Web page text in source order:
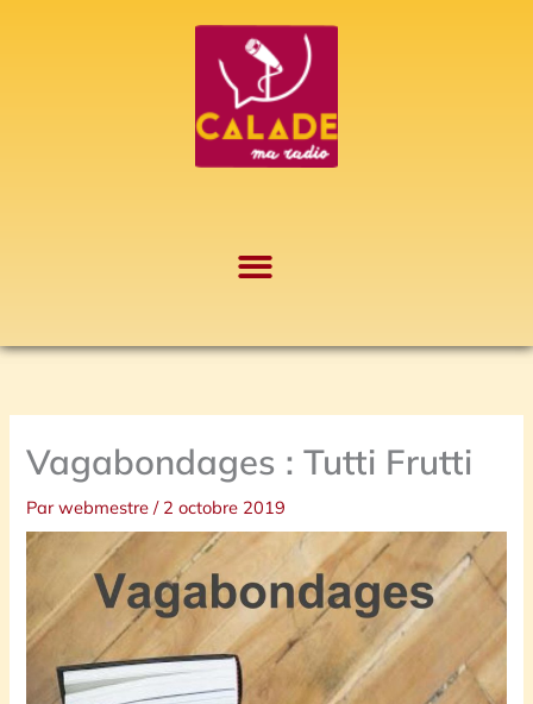
Vagabondages : Tutti Frutti
Parwebmestre/ 2 octobre 2019